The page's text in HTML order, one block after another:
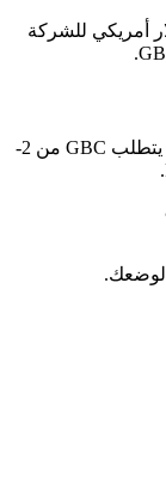
حسب الهيكل: 1,500-3,000 دولار أمريكي للشركة
يمكن تأسيس الشركة المرخصة في 1-2 أسبوع. يتطلب GBC من 2-
لوضعك.